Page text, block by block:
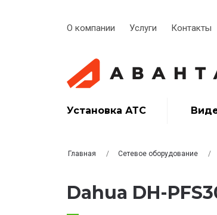
О компании Услуги Контакты
Установка АТС
Главная Сетевое оборудование
Dahua DH-